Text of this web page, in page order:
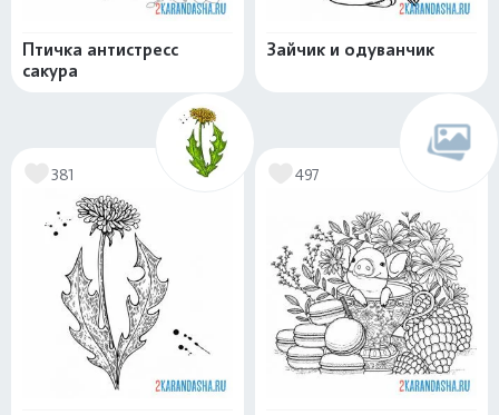
Птичка антистресс
сакура
Зайчик и одуванчик
381 497